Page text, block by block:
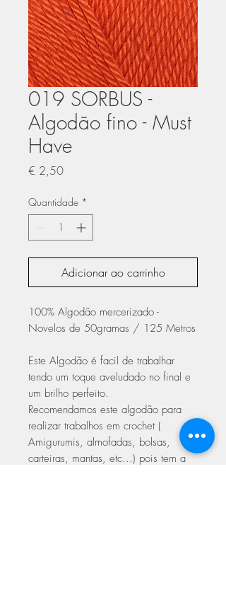
019 SORBUS -
Algodão fino - Must
Have
€ 2,50Preço
Quantidade *
Adicionar ao carrinho
100% Algodão mercerizado -
Novelos de 50gramas / 125 Metros
Este Algodão é facil de trabalhar
tendo um toque aveludado no final e
um brilho perfeito.
Recomendamos este algodão para
realizar trabalhos em crochet (
Amigurumis, almofadas, bolsas,
carteiras, mantas, etc...) pois tem a